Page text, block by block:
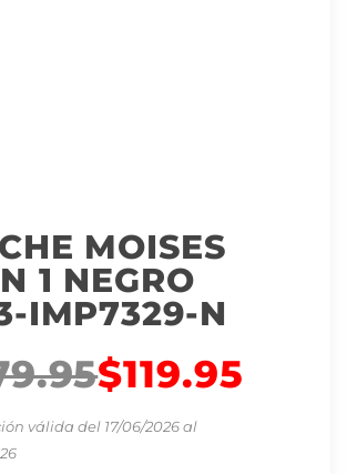
MOISES
1 NEGRO
IMP7329-N
$119.95
válida del 17/06/2026 al